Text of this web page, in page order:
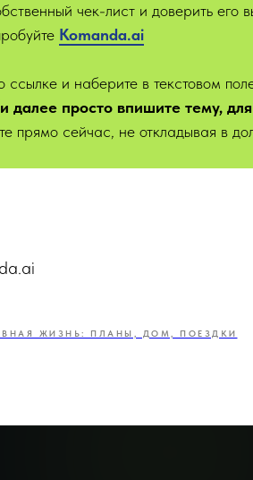
чек-лист и доверить
Komanda.ai
ссылке и наберите в текстовом
далее просто впишите тему,
прямо сейчас, не откладывая в
ЖИЗНЬ: ПЛАНЫ, ДОМ, ПОЕЗДКИ